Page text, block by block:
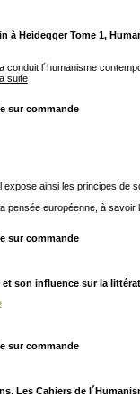
à Heidegger Tome 1,
conduit l´humanisme
suite
sur commande
ainsi les principes de
pensée européenne, à
sur commande
son influence sur la
sur commande
Les Cahiers de